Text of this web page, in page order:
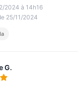
2024 à 14h16
25/11/2024
G.
5